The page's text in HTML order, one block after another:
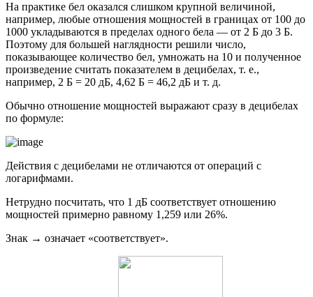
На практике бел оказался слишком крупной величиной,
например, любые отношения мощностей в границах от 100 до
1000 укладываются в пределах одного бела — от 2 Б до 3 Б.
Поэтому для большей наглядности решили число,
показывающее количество бел, умножать на 10 и полученное
произведение считать показателем в децибелах, т. е.,
например, 2 Б = 20 дБ, 4,62 Б = 46,2 дБ и т. д.
Обычно отношение мощностей выражают сразу в децибелах
по формуле:
Действия с децибелами не отличаются от операций с
логарифмами.
Нетрудно посчитать, что 1 дБ соответствует отношению
мощностей примерно равному 1,259 или 26%.
Знак → означает «соответствует».